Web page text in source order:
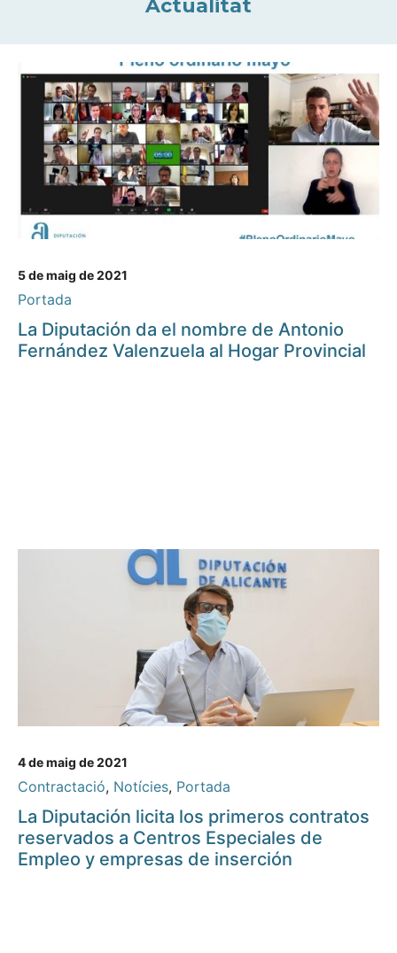
Actualitat
5 de maig de 2021
Portada
La Diputación da el nombre de Antonio
Fernández Valenzuela al Hogar Provincial
4 de maig de 2021
Contractació, Notícies, Portada
La Diputación licita los primeros contratos
reservados a Centros Especiales de
Empleo y empresas de inserción